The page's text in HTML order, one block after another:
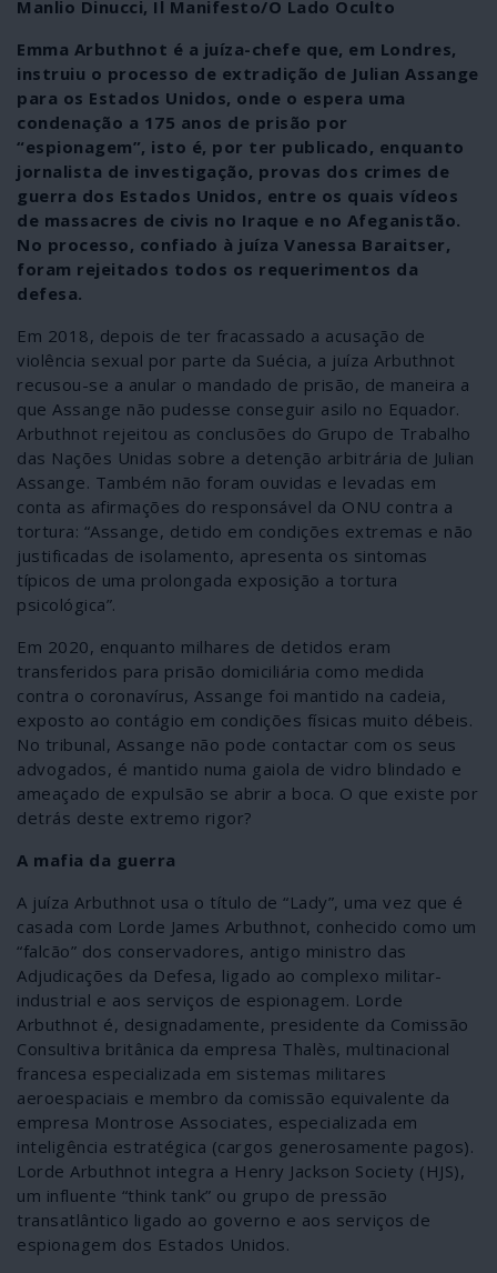
Manlio Dinucci, Il Manifesto/O Lado Oculto
Emma Arbuthnot é a juíza-chefe que, em Londres,
instruiu o processo de extradição de Julian Assange
para os Estados Unidos, onde o espera uma
condenação a 175 anos de prisão por
“espionagem”, isto é, por ter publicado, enquanto
jornalista de investigação, provas dos crimes de
guerra dos Estados Unidos, entre os quais vídeos
de massacres de civis no Iraque e no Afeganistão.
No processo, confiado à juíza Vanessa Baraitser,
foram rejeitados todos os requerimentos da
defesa.
Em 2018, depois de ter fracassado a acusação de
violência sexual por parte da Suécia, a juíza Arbuthnot
recusou-se a anular o mandado de prisão, de maneira a
que Assange não pudesse conseguir asilo no Equador.
Arbuthnot rejeitou as conclusões do Grupo de Trabalho
das Nações Unidas sobre a detenção arbitrária de Julian
Assange. Também não foram ouvidas e levadas em
conta as afirmações do responsável da ONU contra a
tortura: “Assange, detido em condições extremas e não
justificadas de isolamento, apresenta os sintomas
típicos de uma prolongada exposição a tortura
psicológica”.
Em 2020, enquanto milhares de detidos eram
transferidos para prisão domiciliária como medida
contra o coronavírus, Assange foi mantido na cadeia,
exposto ao contágio em condições físicas muito débeis.
No tribunal, Assange não pode contactar com os seus
advogados, é mantido numa gaiola de vidro blindado e
ameaçado de expulsão se abrir a boca. O que existe por
detrás deste extremo rigor?
A mafia da guerra
A juíza Arbuthnot usa o título de “Lady”, uma vez que é
casada com Lorde James Arbuthnot, conhecido como um
“falcão” dos conservadores, antigo ministro das
Adjudicações da Defesa, ligado ao complexo militar-
industrial e aos serviços de espionagem. Lorde
Arbuthnot é, designadamente, presidente da Comissão
Consultiva britânica da empresa Thalès, multinacional
francesa especializada em sistemas militares
aeroespaciais e membro da comissão equivalente da
empresa Montrose Associates, especializada em
inteligência estratégica (cargos generosamente pagos).
Lorde Arbuthnot integra a Henry Jackson Society (HJS),
um influente “think tank” ou grupo de pressão
transatlântico ligado ao governo e aos serviços de
espionagem dos Estados Unidos.